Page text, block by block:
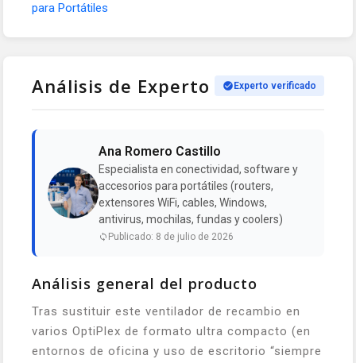
para Portátiles
Análisis de Experto Experto verificado
Ana Romero Castillo
Especialista en conectividad, software y
accesorios para portátiles (routers,
extensores WiFi, cables, Windows,
antivirus, mochilas, fundas y coolers)
Publicado: 8 de julio de 2026
Análisis general del producto
Tras sustituir este ventilador de recambio en
varios OptiPlex de formato ultra compacto (en
entornos de oficina y uso de escritorio “siempre